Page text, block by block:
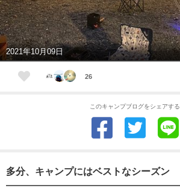
2021年10月09日
26
このキャンプブログをシェアする
多分、キャンプにはベストなシーズン